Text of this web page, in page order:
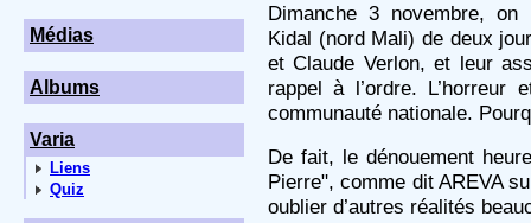
Médias
Albums
Varia
Liens
Quiz
Dimanche 3 novembre, on
Kidal (nord Mali) de deux
et Claude Verlon, et leur
rappel à l’ordre. L’horreur
communauté nationale.
De fait, le dénouement
Pierre", comme dit AREVA
oublier d’autres réalités